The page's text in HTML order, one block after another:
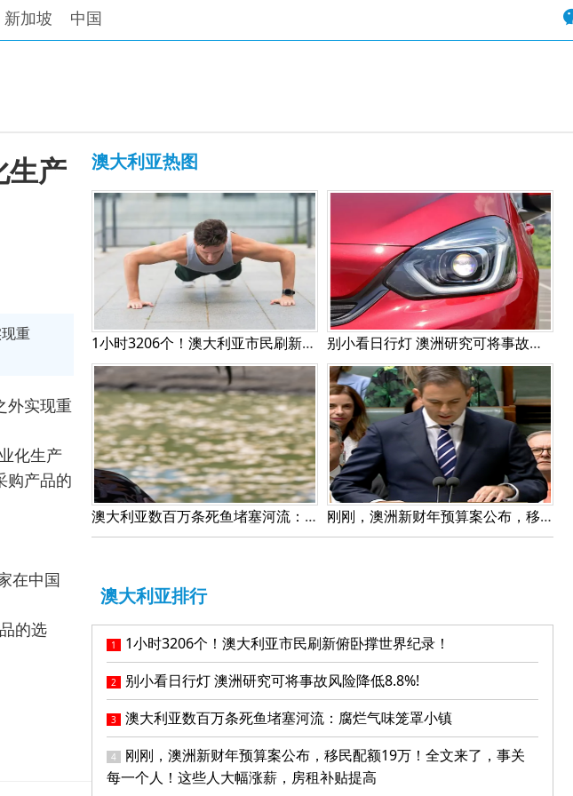
新加坡 中国
生产
重
外实现重
化生产
购产品的
在中国
的选
澳大利亚热图
1小时3206个！澳大利亚市民刷新俯卧撑世界纪录！ 别小看日行灯 澳洲研究可将事故风险降低8.8%!
澳大利亚数百万条死鱼堵塞河流：腐烂气味笼罩小镇 刚刚，澳洲新财年预算案公布，移民配额19万！全文来了，事关每一个人！这些人大幅涨薪，房租补贴提高
澳大利亚排行
1 1小时3206个！澳大利亚市民刷新俯卧撑世界纪录！
2 别小看日行灯 澳洲研究可将事故风险降低8.8%!
3 澳大利亚数百万条死鱼堵塞河流：腐烂气味笼罩小镇
4
刚刚，澳洲新财年预算案公布，移民配额19万！全文来了，事关
每一个人！这些人大幅涨薪，房租补贴提高